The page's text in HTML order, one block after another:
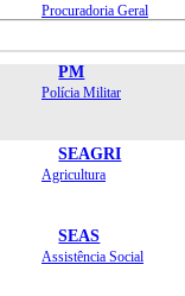
Procuradoria Geral
PM
Polícia Militar
SEAGRI
Agricultura
SEAS
Assistência Social